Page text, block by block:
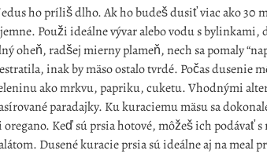
ho príliš dlho. Ak ho budeš dusiť viac ako 30
Použi ideálne vývar alebo vodu s
oheň, radšej mierny plameň, nech sa pomaly
inak by mäso ostalo tvrdé. Počas dusenie
ako mrkvu, papriku, cuketu. Vhodnými
paradajky. Ku kuraciemu mäsu sa
oregano. Keď sú prsia hotové, môžeš ich podávať
Dusené kuracie prsia sú ideálne aj na meal